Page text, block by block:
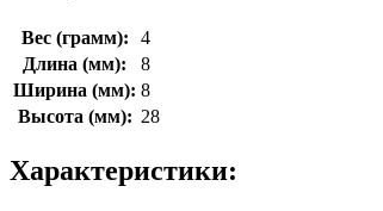
Вес (грамм):
4
Длина (мм):
8
Ширина (мм): 8
Высота (мм): 28
Характеристики: